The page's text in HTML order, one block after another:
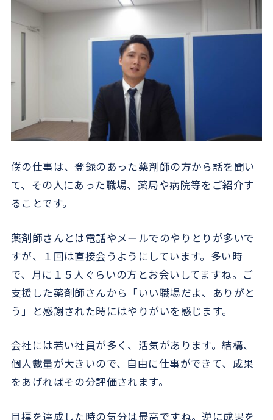
僕の仕事は、登録のあった薬剤師の方から話を聞い
て、その人にあった職場、薬局や病院等をご紹介す
ることです。
薬剤師さんとは電話やメールでのやりとりが多いで
すが、１回は直接会うようにしています。多い時
で、月に１５人ぐらいの方とお会いしてますね。ご
支援した薬剤師さんから「いい職場だよ、ありがと
う」と感謝された時にはやりがいを感じます。
会社には若い社員が多く、活気があります。結構、
個人裁量が大きいので、自由に仕事ができて、成果
をあげればその分評価されます。
目標を達成した時の気分は最高ですね。逆に成果を